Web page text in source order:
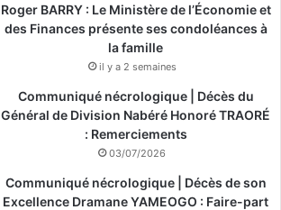
Roger BARRY : Le Ministère de l’Économie et
des Finances présente ses condoléances à
la famille
il y a 2 semaines
Communiqué nécrologique | Décès du
Général de Division Nabéré Honoré TRAORÉ
: Remerciements
03/07/2026
Communiqué nécrologique | Décès de son
Excellence Dramane YAMEOGO : Faire-part